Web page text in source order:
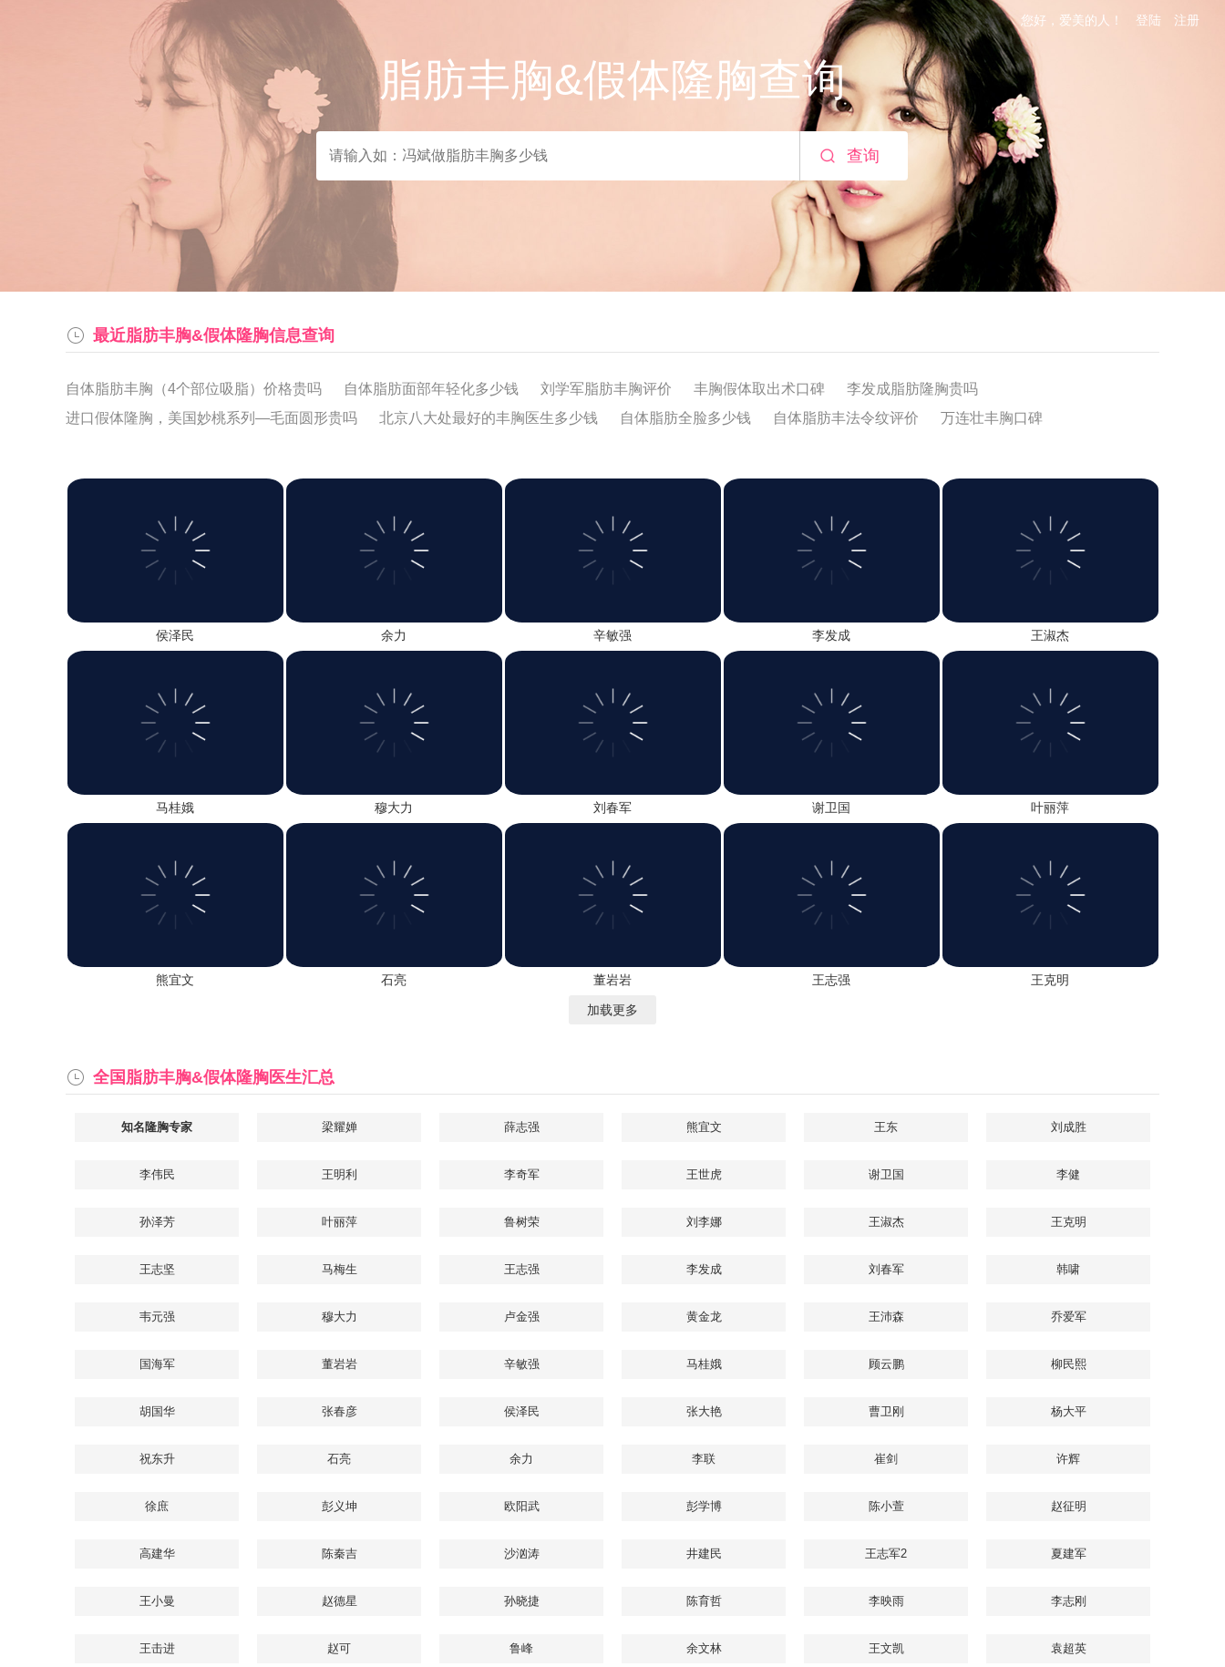
您好，爱美的人！ 登陆 注册
脂肪丰胸&假体隆胸查询
查询
最近脂肪丰胸&假体隆胸信息查询
自体脂肪丰胸（4个部位吸脂）价格贵吗 自体脂肪面部年轻化多少钱 刘学军脂肪丰胸评价 丰胸假体取出术口碑
李发成脂肪隆胸贵吗
进口假体隆胸，美国妙桃系列—毛面圆形贵吗
北京八大处最好的丰胸医生多少钱 自体脂肪全脸多少钱 自体脂肪丰法令纹评价
万连壮丰胸口碑
郑州丰胸价格口碑
美国曼托（精致版）假体丰胸价格贵吗 陈成隆胸口碑 脂肪专科口碑好吗 深圳隆胸医生技术好吗
隆胸术（国产）
侯泽民 余力 辛敏强 李发成 王淑杰
马桂娥 穆大力 刘春军 谢卫国 叶丽萍
熊宜文 石亮 董岩岩 王志强 王克明
加载更多
全国脂肪丰胸&假体隆胸医生汇总
知名隆胸专家 梁耀婵 薛志强 熊宜文 王东 刘成胜
李伟民 王明利 李奇军 王世虎 谢卫国 李健
孙泽芳 叶丽萍 鲁树荣 刘李娜 王淑杰 王克明
王志坚 马梅生 王志强 李发成 刘春军 韩啸
韦元强 穆大力 卢金强 黄金龙 王沛森 乔爱军
国海军 董岩岩 辛敏强 马桂娥 顾云鹏 柳民熙
胡国华 张春彦 侯泽民 张大艳 曹卫刚 杨大平
祝东升 石亮 余力 李联 崔剑 许辉
徐庶 彭义坤 欧阳武 彭学博 陈小萱 赵征明
高建华 陈秦吉 沙汹涛 井建民 王志军2 夏建军
王小曼 赵德星 孙晓捷 陈育哲 李映雨 李志刚
王击进 赵可 鲁峰 余文林 王文凯 袁超英